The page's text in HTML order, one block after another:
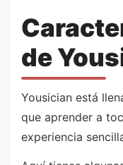
de
Yousician está
que aprender a
experiencia